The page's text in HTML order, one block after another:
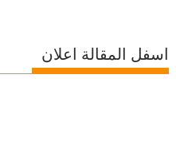
اسفل المقالة اعلان